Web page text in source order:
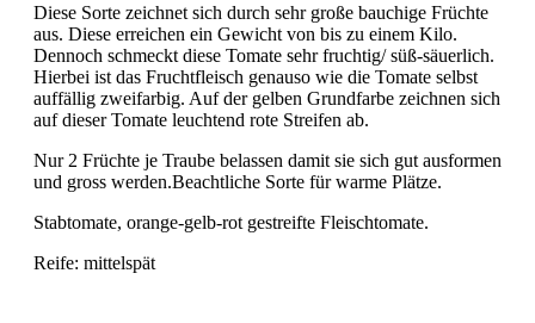
Diese Sorte zeichnet sich durch sehr große bauchige Früchte
aus. Diese erreichen ein Gewicht von bis zu einem Kilo.
Dennoch schmeckt diese Tomate sehr fruchtig/ süß-säuerlich.
Hierbei ist das Fruchtfleisch genauso wie die Tomate selbst
auffällig zweifarbig. Auf der gelben Grundfarbe zeichnen sich
auf dieser Tomate leuchtend rote Streifen ab.
Nur 2 Früchte je Traube belassen damit sie sich gut ausformen
und gross werden.Beachtliche Sorte für warme Plätze.
Stabtomate, orange-gelb-rot gestreifte Fleischtomate.
Reife: mittelspät